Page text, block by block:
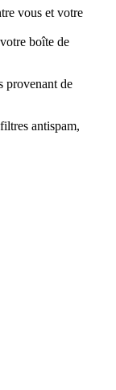
vous et votre
votre boîte de
provenant de
antispam,